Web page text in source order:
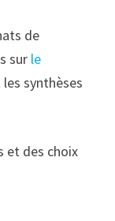
de
sur le
synthèses
et des choix